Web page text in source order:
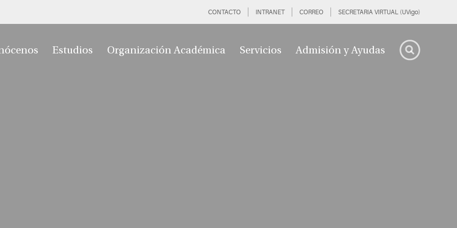
CONTACTO INTRANET CORREO SECRETARIA VIRTUAL (UVigo)
Estudios Organización Académica Servicios Admisión y Ayudas